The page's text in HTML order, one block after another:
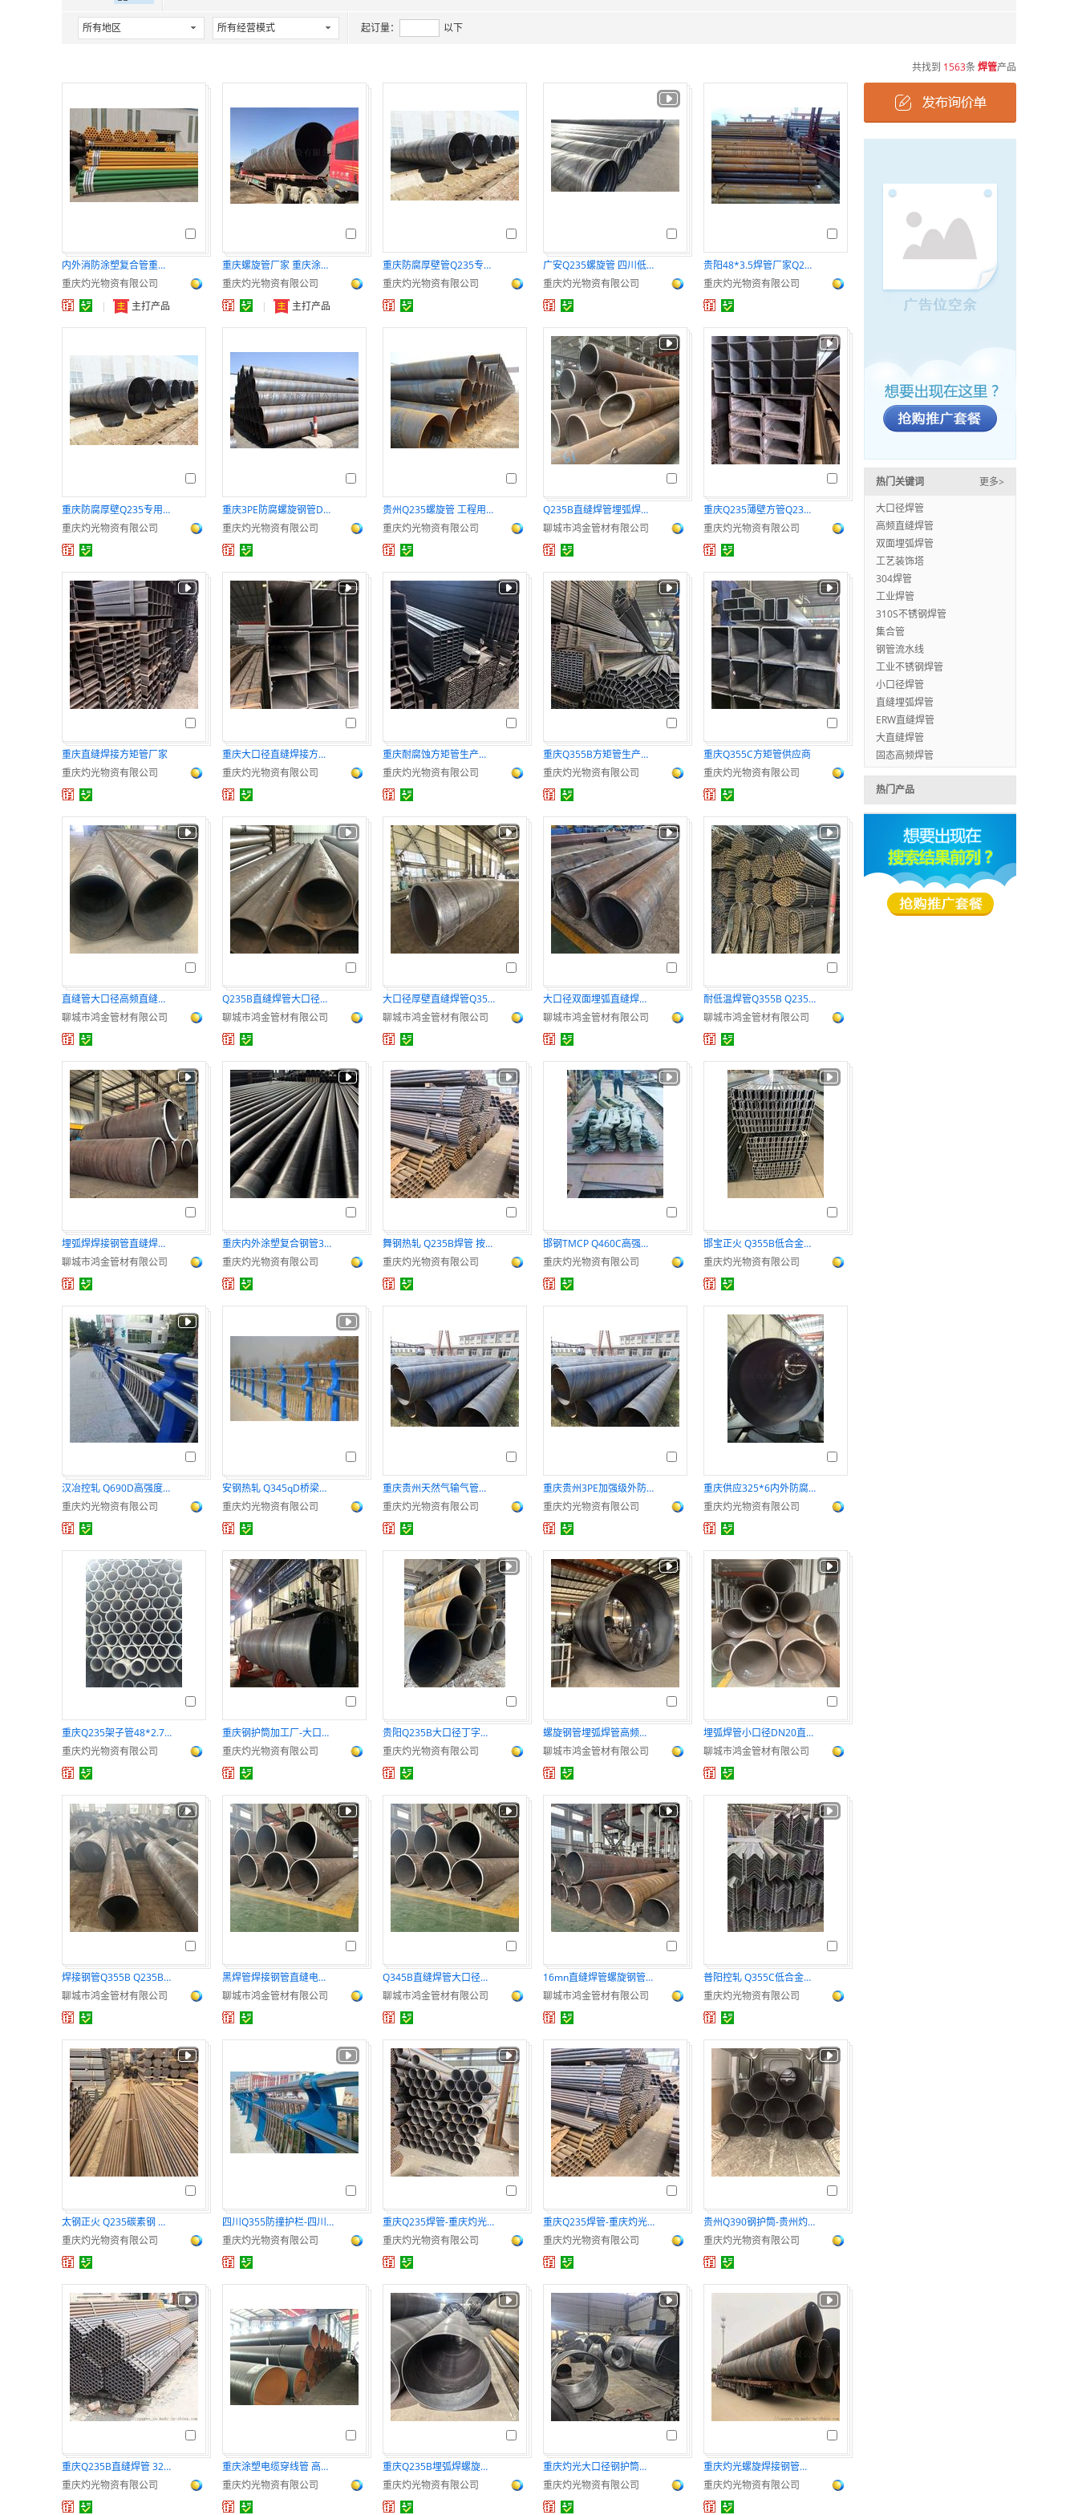
所有地区 所有经营模式 起订量： 以下
共找到 1563条焊管产品
内外消防涂塑复合管重庆3pe内环氧涂塑防腐管
重庆灼光物资有限公司
|
主打产品
重庆螺旋管厂家 重庆涂塑钢管厂家
重庆灼光物资有限公司
|
主打产品
重庆防腐厚壁管Q235专用桩用螺旋钢管
重庆灼光物资有限公司
广安Q235螺旋管 四川低合金大口径埋弧焊螺旋管厂
重庆灼光物资有限公司
贵阳48*3.5焊管厂家Q235B材质国标钢管
重庆灼光物资有限公司
重庆防腐厚壁Q235专用桩用螺旋钢管
重庆灼光物资有限公司
重庆3PE防腐螺旋钢管DN500 加工防腐
重庆灼光物资有限公司
贵州Q235螺旋管 工程用排污管内外防腐管
重庆灼光物资有限公司
Q235B直缝焊管埋弧焊焊接钢管大口径直缝钢管厂家
聊城市鸿金管材有限公司
重庆Q235薄壁方管Q235B小口径矩管现货
重庆灼光物资有限公司
重庆直缝焊接方矩管厂家
重庆灼光物资有限公司
重庆大口径直缝焊接方矩管厂家
重庆灼光物资有限公司
重庆耐腐蚀方矩管生产厂家
重庆灼光物资有限公司
重庆Q355B方矩管生产厂家
重庆灼光物资有限公司
重庆Q355C方矩管供应商
重庆灼光物资有限公司
直缝管大口径高频直缝焊接钢管埋弧焊管4寸焊管
聊城市鸿金管材有限公司
Q235B直缝焊管大口径直缝钢管生产厂家
聊城市鸿金管材有限公司
大口径厚壁直缝焊管Q355B非标焊管现货
聊城市鸿金管材有限公司
大口径双面埋弧直缝焊钢管12米定尺直缝钢管
聊城市鸿金管材有限公司
耐低温焊管Q355B Q235B直缝焊管脚手架管
聊城市鸿金管材有限公司
埋弧焊焊接钢管直缝焊管去內焊筋钢管现货
聊城市鸿金管材有限公司
重庆内外涂塑复合钢管3PE防腐钢管
重庆灼光物资有限公司
舞钢热轧 Q235B焊管 按需定制 切割加工
重庆灼光物资有限公司
邯钢TMCP Q460C高强度钢 按需定制 切割加工
重庆灼光物资有限公司
邯宝正火 Q355B低合金钢 型号齐全 厂家直销
重庆灼光物资有限公司
汉冶控轧 Q690D高强度钢 型号齐全 厂家直销
重庆灼光物资有限公司
安钢热轧 Q345qD桥梁用钢 交付速度快 支持定制
重庆灼光物资有限公司
重庆贵州天然气输气管道工程螺旋缝埋弧焊钢管
重庆灼光物资有限公司
重庆贵州3PE加强级外防腐螺旋缝埋弧焊钢管
重庆灼光物资有限公司
重庆供应325*6内外防腐饮用水用螺旋钢管
重庆灼光物资有限公司
重庆Q235架子管48*2.75厂家直销脚手架钢管
重庆灼光物资有限公司
重庆钢护筒加工厂-大口径广告筒制作
重庆灼光物资有限公司
贵阳Q235B大口径丁字焊接钢护筒卷管交货快
重庆灼光物资有限公司
螺旋钢管埋弧焊管高频直缝焊管钢结构圆管厂家
聊城市鸿金管材有限公司
埋弧焊管小口径DN20直缝焊管Q235B高频焊管
聊城市鸿金管材有限公司
焊接钢管Q355B Q235B大口径直缝焊管厂家
聊城市鸿金管材有限公司
黑焊管焊接钢管直缝电焊钢管直缝焊管空心圆管
聊城市鸿金管材有限公司
Q345B直缝焊管大口径薄壁焊管防腐管埋弧焊管
聊城市鸿金管材有限公司
16mn直缝焊管螺旋钢管Q235B直缝焊管现货
聊城市鸿金管材有限公司
普阳控轧 Q355C低合金钢 品质保证 库存充足
重庆灼光物资有限公司
太钢正火 Q235碳素钢 品质保证 库存充足
重庆灼光物资有限公司
四川Q355防撞护栏-四川灼光品质保证
重庆灼光物资有限公司
重庆Q235焊管-重庆灼光低预付
重庆灼光物资有限公司
重庆Q235焊管-重庆灼光交货快
重庆灼光物资有限公司
贵州Q390钢护筒-贵州灼光支持定制
重庆灼光物资有限公司
重庆Q235B直缝焊管 325*4镀锌焊管螺旋焊管
重庆灼光物资有限公司
重庆涂塑电缆穿线管 高低压电缆穿线聚乙烯涂塑钢管
重庆灼光物资有限公司
重庆Q235B埋弧焊螺旋钢管 国标大口径涂塑螺旋管
重庆灼光物资有限公司
重庆灼光大口径钢护筒现货
重庆灼光物资有限公司
重庆灼光螺旋焊接钢管立柱现货
重庆灼光物资有限公司
热门关键词
更多>
大口径焊管
高频直缝焊管
双面埋弧焊管
工艺装饰塔
304焊管
工业焊管
310S不锈钢焊管
集合管
钢管流水线
工业不锈钢焊管
小口径焊管
直缝埋弧焊管
ERW直缝焊管
大直缝焊管
固态高频焊管
热门产品